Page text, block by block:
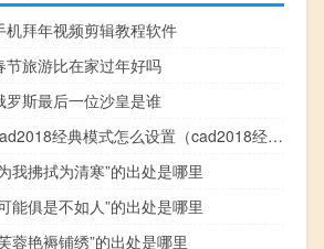
机拜年视频剪辑教程软件
节旅游比在家过年好吗
罗斯最后一位沙皇是谁
cad2018经典模式怎么设置（cad2018经典模式）
我拂拭为清寒”的出处是哪里
能俱是不如人”的出处是哪里
蓉艳褥铺绣”的出处是哪里